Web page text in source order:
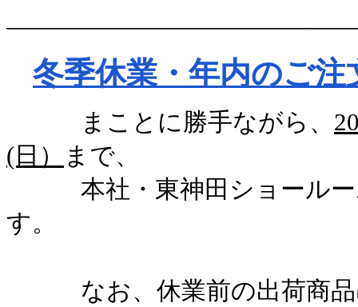
冬季休業・年内のご注
まことに勝手ながら、
(日）
まで、
本社・東神田ショール
す。
なお、休業前の出荷商品